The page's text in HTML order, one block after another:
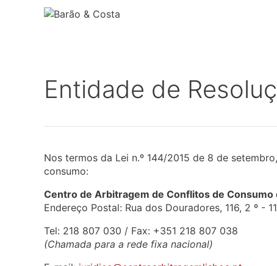
Entidade de
Nos termos da Lei n.º 144/2015 de 8 de
consumo:
Centro de Arbitragem de Conflitos de Consumo
Endereço Postal: Rua dos Douradores, 116, 2 º -
Tel: 218 807 030 / Fax: +351 218 807 038
(Chamada para a rede fixa nacional)